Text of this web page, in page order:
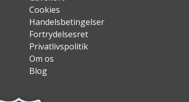
Cookies
Handelsbetingelser
Fortrydelsesret
Privatlivspolitik
Om os
Blog